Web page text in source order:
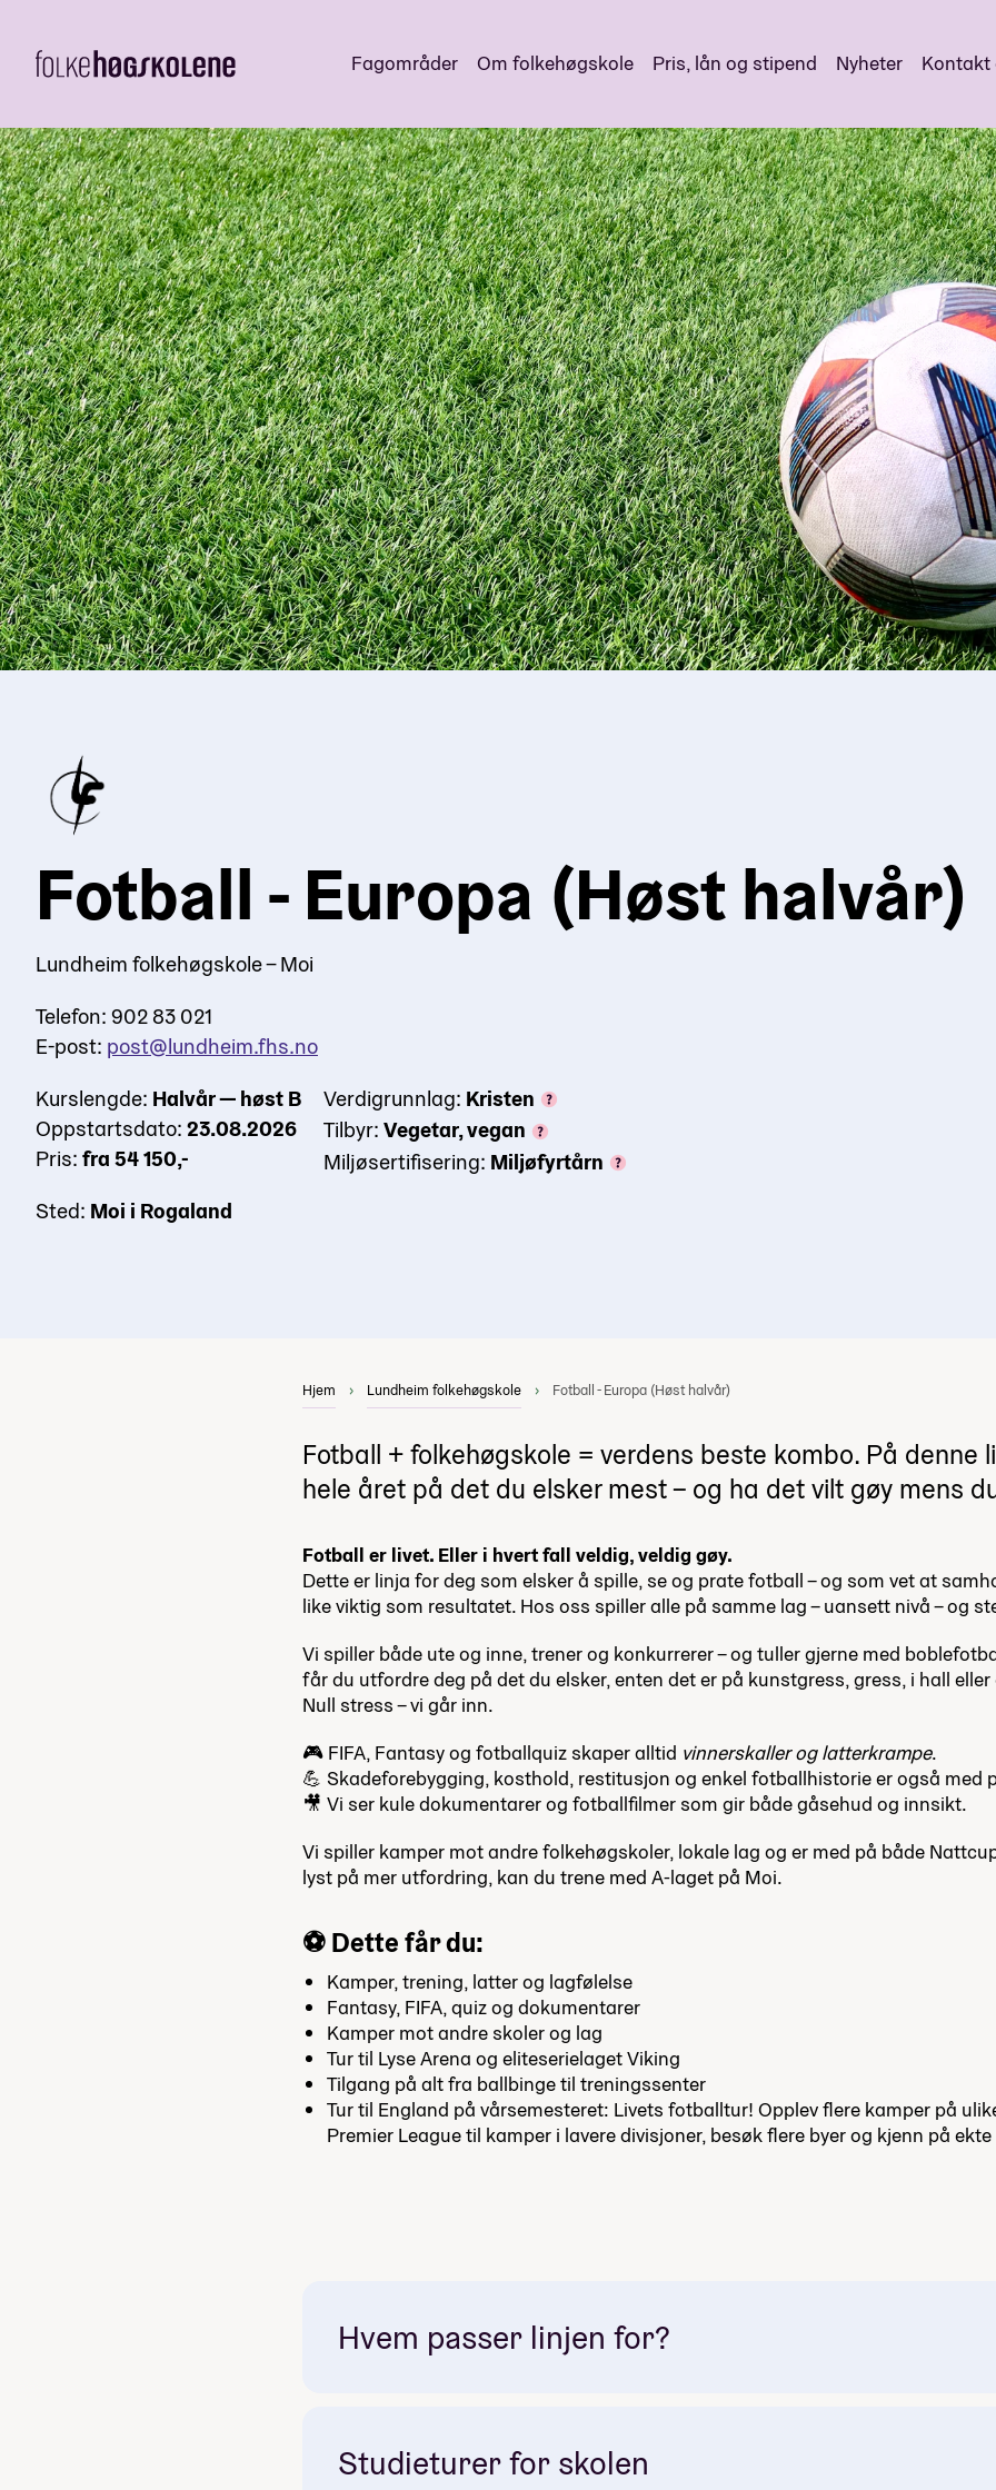
Fagområder Om folkehøgskole Pris, lån og stipend Nyheter Kontakt
Fotball - Europa (Høst halvår)
Lundheim folkehøgskole – Moi
Telefon: 902 83 021
E-post: post@lundheim.fhs.no
Kurslengde: Halvår — høst B
Oppstartsdato: 23.08.2026
Pris: fra 54 150,-
Verdigrunnlag: Kristen
Tilbyr: Vegetar, vegan
Miljøsertifisering: Miljøfyrtårn
Sted: Moi i Rogaland
Hjem Lundheim folkehøgskole Fotball - Europa (Høst halvår)
Fotball + folkehøgskole = verdens beste kombo. På denne
hele året på det du elsker mest – og ha det vilt gøy mens
Fotball er livet. Eller i hvert fall veldig, veldig gøy.
Dette er linja for deg som elsker å spille, se og prate fotball – og som vet at
like viktig som resultatet. Hos oss spiller alle på samme lag – uansett nivå – og
Vi spiller både ute og inne, trener og konkurrerer – og tuller gjerne med
får du utfordre deg på det du elsker, enten det er på kunstgress, gress, i hall
Null stress – vi går inn.
🎮 FIFA, Fantasy og fotballquiz skaper alltid vinnerskaller og latterkrampe.
💪 Skadeforebygging, kosthold, restitusjon og enkel fotballhistorie er også med
🎥 Vi ser kule dokumentarer og fotballfilmer som gir både gåsehud og innsikt.
Vi spiller kamper mot andre folkehøgskoler, lokale lag og er med på både
lyst på mer utfordring, kan du trene med A-laget på Moi.
⚽️ Dette får du:
Kamper, trening, latter og lagfølelse
Fantasy, FIFA, quiz og dokumentarer
Kamper mot andre skoler og lag
Tur til Lyse Arena og eliteserielaget Viking
Tilgang på alt fra ballbinge til treningssenter
Tur til England på vårsemesteret: Livets fotballtur! Opplev flere kamper på
Premier League til kamper i lavere divisjoner, besøk flere byer og kjenn på
Hvem passer linjen for?
Studieturer for skolen